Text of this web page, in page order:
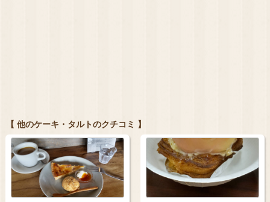
【 他のケーキ・タルトのクチコミ 】